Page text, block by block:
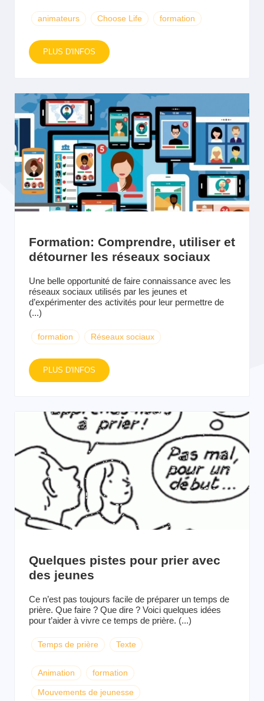
animateurs Choose Life formation
PLUS D'INFOS
Formation: Comprendre, utiliser et
détourner les réseaux sociaux
Une belle opportunité de faire connaissance avec les
réseaux sociaux utilisés par les jeunes et
d’expérimenter des activités pour leur permettre de
(...)
formation Réseaux sociaux
PLUS D'INFOS
Quelques pistes pour prier avec
des jeunes
Ce n’est pas toujours facile de préparer un temps de
prière. Que faire ? Que dire ? Voici quelques idées
pour t’aider à vivre ce temps de prière. (...)
Temps de prière Texte
Animation formation
Mouvements de jeunesse